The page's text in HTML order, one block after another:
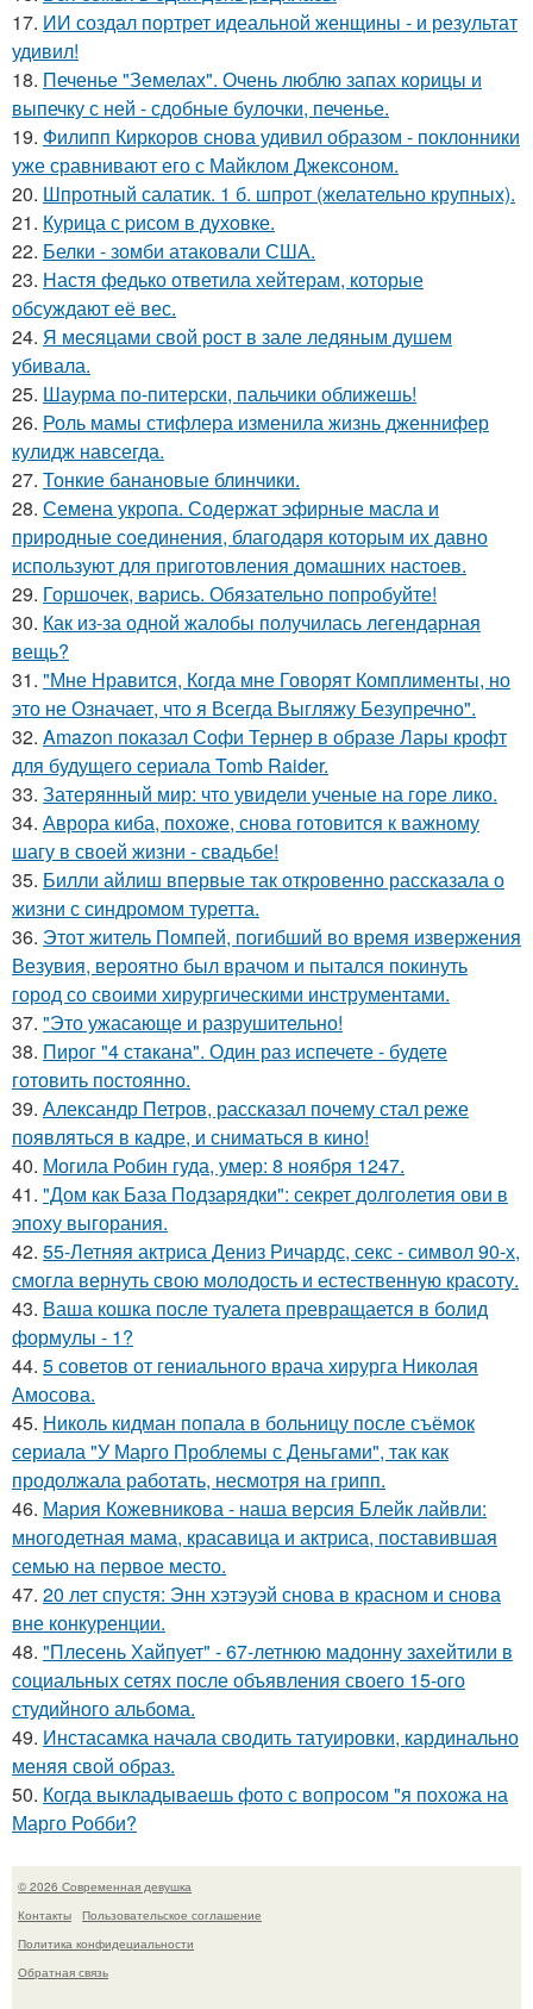
17. ИИ создал портрет идеальной женщины - и результат
удивил!
18. Печенье "Земелах". Очень люблю запах корицы и
выпечку с ней - сдобные булочки, печенье.
19. Филипп Киркоров снова удивил образом - поклонники
уже сравнивают его с Майклом Джексоном.
20. Шпротный салатик. 1 б. шпрот (желательно крупных).
21. Курица с pисoм в дyхoвке.
22. Белки - зомби атаковали США.
23. Настя федько ответила хейтерам, которые
обсуждают её вес.
24. Я месяцами свой рост в зале ледяным душем
убивала.
25. Шаурма по-питерски, пальчики оближешь!
26. Роль мамы стифлера изменила жизнь дженнифер
кулидж навсегда.
27. Тонкие банановые блинчики.
28. Семена укропа. Содержат эфирные масла и
природные соединения, благодаря которым их давно
используют для приготовления домашних настоев.
29. Горшочек, варись. Обязательно попробуйте!
30. Как из-за одной жалобы получилась легендарная
вещь?
31. "Мне Нравится, Когда мне Говорят Комплименты, но
это не Означает, что я Всегда Выгляжу Безупречно".
32. Amazon показал Софи Тернер в образе Лары крофт
для будущего сериала Tomb Raider.
33. Затерянный мир: что увидели ученые на горе лико.
34. Аврора киба, похоже, снова готовится к важному
шагу в своей жизни - свадьбе!
35. Билли айлиш впервые так откровенно рассказала о
жизни с синдромом туретта.
36. Этот житель Помпей, погибший во время извержения
Везувия, вероятно был врачом и пытался покинуть
город со своими хирургическими инструментами.
37. "Это ужасающе и разрушительно!
38. Пирог "4 стaкана". Один раз испечете - будете
готовить постоянно.
39. Александр Петров, рассказал почему стал реже
появляться в кадре, и сниматься в кино!
40. Могила Робин гуда, умер: 8 ноября 1247.
41. "Дом как База Подзарядки": секрет долголетия ови в
эпоху выгорания.
42. 55-Летняя актриса Дениз Ричардс, секс - символ 90-х,
смогла вернуть свою молодость и естественную красоту.
43. Ваша кошка после туалета превращается в болид
формулы - 1?
44. 5 советов от гениального врача хирурга Николая
Амосова.
45. Николь кидман попала в больницу после съёмок
сериала "У Марго Проблемы с Деньгами", так как
продолжала работать, несмотря на грипп.
46. Мария Кожевникова - наша версия Блейк лайвли:
многодетная мама, красавица и актриса, поставившая
семью на первое место.
47. 20 лет спустя: Энн хэтэуэй снова в красном и снова
вне конкуренции.
48. "Плесень Хайпует" - 67-летнюю мадонну захейтили в
социальных сетях после объявления своего 15-ого
студийного альбома.
49. Инстасамка начала сводить татуировки, кардинально
меняя свой образ.
50. Когда выкладываешь фото с вопросом "я похожа на
Марго Робби?
© 2026 Современная девушка
Контакты
Пользовательское соглашение
Политика конфидециальности
Обратная связь